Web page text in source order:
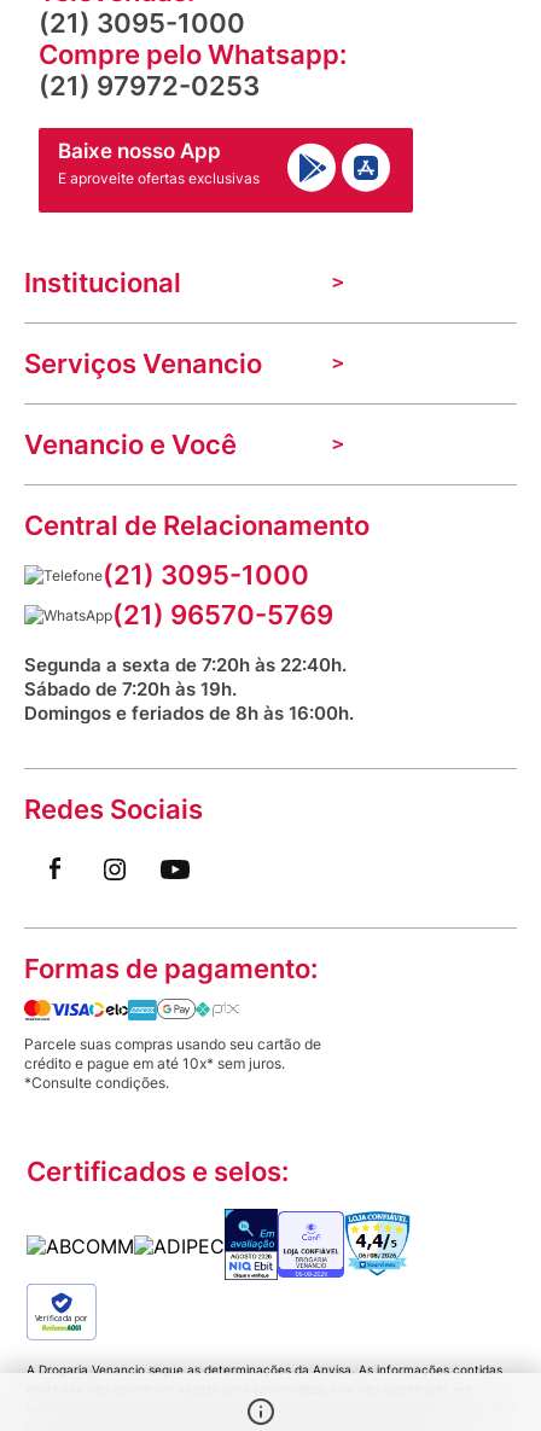
(21) 3095-1000
Compre pelo Whatsapp:
(21) 97972-0253
Baixe nosso App
E aproveite ofertas exclusivas
Institucional
A Venancio
Trabalhe Conosco
Nossas lojas
Indique seu imóvel
Aniversário Venancio 2025
Serviços Venancio
Troca e devolução
Mecânica de promoções
Dúvidas frequentes
Prazos e entregas
Bioimpedância Gratuita
Venancio e Você
VClube - Programa de fidelidade
Fale com o farmacêutico
Fale conosco
Saúde na praça
Central de Relacionamento
(21) 3095-1000
(21) 96570-5769
Segunda a sexta de 7:20h às 22:40h.
Sábado de 7:20h às 19h.
Domingos e feriados de 8h às 16:00h.
Redes Sociais
Formas de pagamento:
Parcele suas compras usando seu cartão de
crédito e pague em até 10x* sem juros.
*Consulte condições.
Certificados e selos:
Verificada por
A Drogaria Venancio segue as determinações da Anvisa. As informações contidas
hipótese alguma, as orientações dadas pelo profissional da área médica. Somente o
médico está apto a diagnosticar qualquer problema de saúde e prescrever o